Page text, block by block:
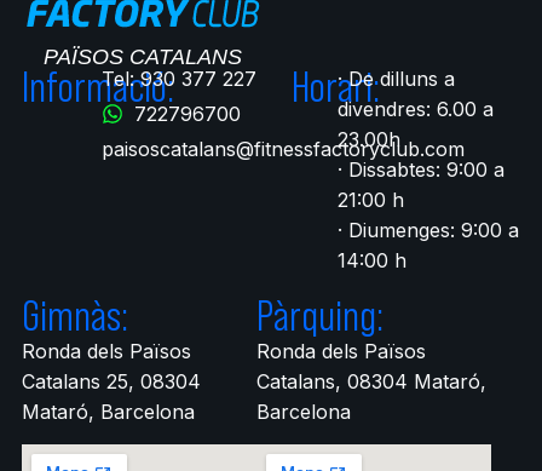
Informació:Tel: 930 377 227
722796700​
paisoscatalans@fitnessfactoryclub.com
Horari:· De dilluns a
divendres: 6.00 a
23.00h
· Dissabtes: 9:00 a
21:00 h
· Diumenges: 9:00 a
14:00 h
Gimnàs:
Ronda dels Països
Catalans 25, 08304
Mataró, Barcelona
Pàrquing:
Ronda dels Països
Catalans, 08304 Mataró,
Barcelona